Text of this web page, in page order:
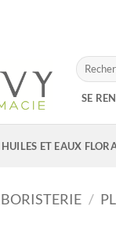
Recherche
pour :
SE
HUILES ET EAUX
/